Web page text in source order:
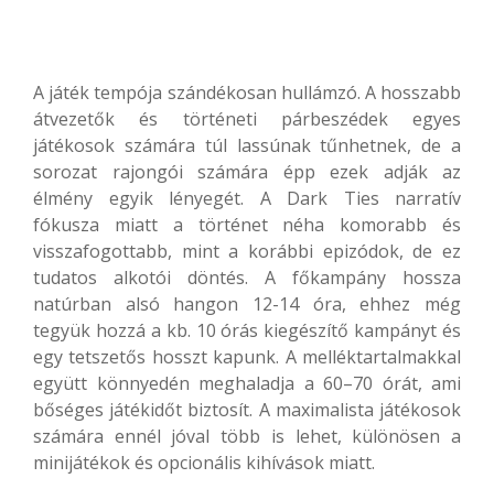
A játék tempója szándékosan hullámzó. A hosszabb
átvezetők és történeti párbeszédek egyes
játékosok számára túl lassúnak tűnhetnek, de a
sorozat rajongói számára épp ezek adják az
élmény egyik lényegét. A Dark Ties narratív
fókusza miatt a történet néha komorabb és
visszafogottabb, mint a korábbi epizódok, de ez
tudatos alkotói döntés. A főkampány hossza
natúrban alsó hangon 12-14 óra, ehhez még
tegyük hozzá a kb. 10 órás kiegészítő kampányt és
egy tetszetős hosszt kapunk. A melléktartalmakkal
együtt könnyedén meghaladja a 60–70 órát, ami
bőséges játékidőt biztosít. A maximalista játékosok
számára ennél jóval több is lehet, különösen a
minijátékok és opcionális kihívások miatt.